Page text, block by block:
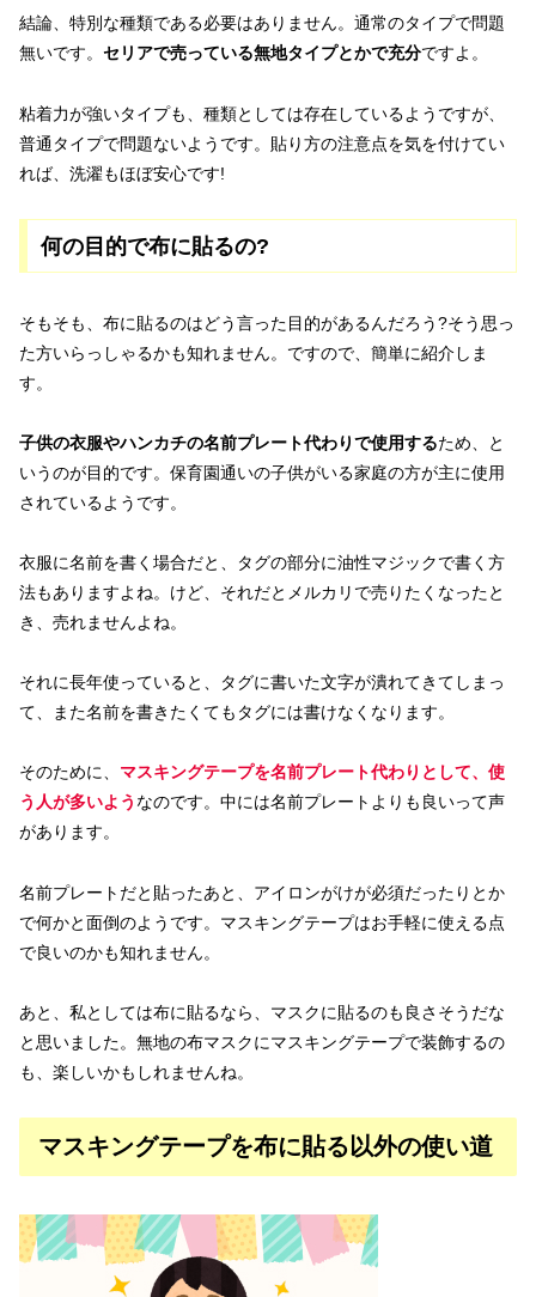
結論、特別な種類である必要はありません。通常のタイプで問題
無いです。 セリアで売っている無地タイプとかで充分ですよ。
粘着力が強いタイプも、種類としては存在しているようですが、
普通タイプで問題ないようです。貼り方の注意点を気を付けてい
れば、洗濯もほぼ安心です!
何の目的で布に貼るの?
そもそも、布に貼るのはどう言った目的があるんだろう?そう思っ
た方いらっしゃるかも知れません。ですので、簡単に紹介しま
す。
子供の衣服やハンカチの名前プレート代わりで使用するため、と
いうのが目的です。保育園通いの子供がいる家庭の方が主に使用
されているようです。
衣服に名前を書く場合だと、タグの部分に油性マジックで書く方
法もありますよね。けど、それだとメルカリで売りたくなったと
き、売れませんよね。
それに長年使っていると、タグに書いた文字が潰れてきてしまっ
て、また名前を書きたくてもタグには書けなくなります。
そのために、 マスキングテープを名前プレート代わりとして、使
う人が多いよう なのです。中には名前プレートよりも良いって声
があります。
名前プレートだと貼ったあと、アイロンがけが必須だったりとか
で何かと面倒のようです。マスキングテープはお手軽に使える点
で良いのかも知れません。
あと、私としては布に貼るなら、マスクに貼るのも良さそうだな
と思いました。無地の布マスクにマスキングテープで装飾するの
も、楽しいかもしれませんね。
マスキングテープを布に貼る以外の使い道